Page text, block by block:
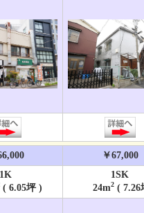
￥67,000
1K
( 6.05坪 )
1SK
24m2 ( 7.26